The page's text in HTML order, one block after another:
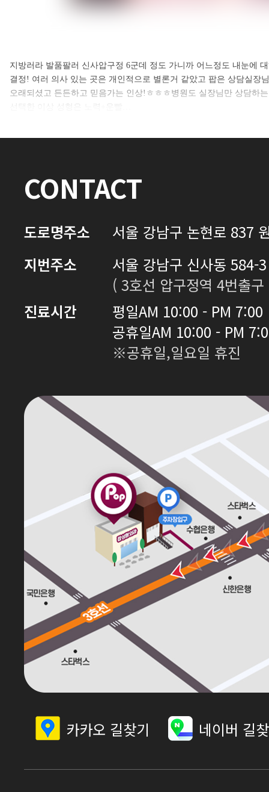
셀카후기 전체 내용은
로그인 후 확인하실 수 있습니다.
로그인하기
지방러라 발품팔러 신사압구정 6군데 정도 가니까 어느정도 내눈에
결정! 여러 의사 있는 곳은 개인적으로 별론거 같았고 팝은 상담실장
오래되셨고 든든하고 믿음가는 인상!ㅎㅎㅎ병원도 실장님만 상담하
선택한 이상 성형은 노력+운빨…
CONTACT
도로명주소
서울 강남구 논현로 837
지번주소
서울 강남구 신사동 584-
( 3호선 압구정역 4번출
진료시간
평일AM 10:00 - PM 7:00
공휴일AM 10:00 - PM
※공휴일,일요일 휴진
카카오 길찾기 네이버 길